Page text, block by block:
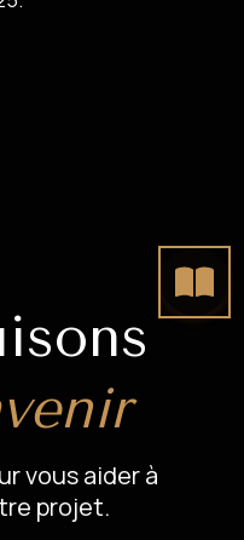
vous aider à
projet.